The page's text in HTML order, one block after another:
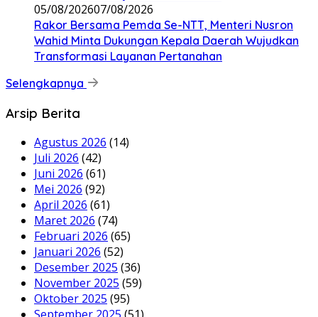
05/08/202607/08/2026
Rakor Bersama Pemda Se-NTT, Menteri Nusron
Wahid Minta Dukungan Kepala Daerah Wujudkan
Transformasi Layanan Pertanahan
Selengkapnya
Arsip Berita
Agustus 2026 (14)
Juli 2026 (42)
Juni 2026 (61)
Mei 2026 (92)
April 2026 (61)
Maret 2026 (74)
Februari 2026 (65)
Januari 2026 (52)
Desember 2025 (36)
November 2025 (59)
Oktober 2025 (95)